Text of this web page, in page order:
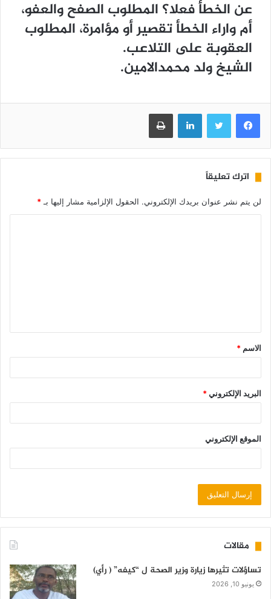
عن الخطأ فعلا؟ المطلوب الصفح والعفو،
أم واراء الخطأ تقصير أو مؤامرة، المطلوب
العقوبة على التلاعب.
الشيخ ولد محمدالامين.
فيسبوك تويتر لينكدإن طباعة
اترك تعليقاً
لن يتم نشر عنوان بريدك الإلكتروني. الحقول الإلزامية مشار إليها بـ*
الاسم *
البريد الإلكتروني*
الموقع الإلكتروني
مقالات
تساؤلات تثيرها زيارة وزير الصحة ل “كيفه” ( رأي)
يونيو 10, 2026